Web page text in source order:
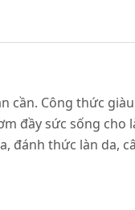
cần. Công thức
đầy sức sống cho
đánh thức làn da,